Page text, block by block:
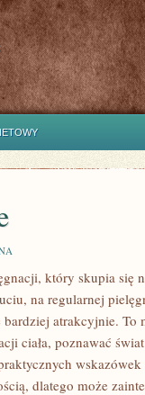
który skupia się
na regularnej
atrakcyjnie. To
ciała, poznawać
dlatego może